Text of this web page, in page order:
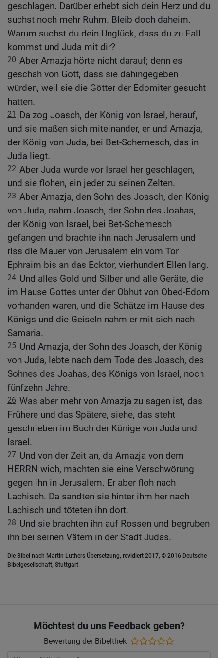
geschlagen. Darüber erhebt sich dein Herz und du
suchst noch mehr Ruhm. Bleib doch daheim.
Warum suchst du dein Unglück, dass du zu Fall
kommst und Juda mit dir?
20 Aber Amazja hörte nicht darauf; denn es
geschah von Gott, dass sie dahingegeben
würden, weil sie die Götter der Edomiter gesucht
hatten.
21
Da zog Joasch, der König von Israel, herauf,
und sie maßen sich miteinander, er und Amazja,
der König von Juda, bei Bet-Schemesch, das in
Juda liegt.
22 Aber Juda wurde vor Israel her geschlagen,
und sie flohen, ein jeder zu seinen Zelten.
23 Aber Amazja, den Sohn des Joasch, den König
von Juda, nahm Joasch, der Sohn des Joahas,
der König von Israel, bei Bet-Schemesch
gefangen und brachte ihn nach Jerusalem und
riss die Mauer von Jerusalem ein vom Tor
Ephraim bis an das Ecktor, vierhundert Ellen lang.
24 Und alles Gold und Silber und alle Geräte, die
im Hause Gottes unter der Obhut von Obed-Edom
vorhanden waren, und die Schätze im Hause des
Königs und die Geiseln nahm er mit sich nach
Samaria.
25 Und Amazja, der Sohn des Joasch, der König
von Juda, lebte nach dem Tode des Joasch, des
Sohnes des Joahas, des Königs von Israel, noch
fünfzehn Jahre.
26 Was aber mehr von Amazja zu sagen ist, das
Frühere und das Spätere, siehe, das steht
geschrieben im Buch der Könige von Juda und
Israel.
27 Und von der Zeit an, da Amazja von dem
HERRN wich, machten sie eine Verschwörung
gegen ihn in Jerusalem. Er aber floh nach
Lachisch. Da sandten sie hinter ihm her nach
Lachisch und töteten ihn dort.
28 Und sie brachten ihn auf Rossen und begruben
ihn bei seinen Vätern in der Stadt Judas.
Die Bibel nach Martin Luthers Übersetzung, revidiert 2017, © 2016 Deutsche
Bibelgesellschaft, Stuttgart
Möchtest du uns Feedback geben?
Bewertung der Bibelthek